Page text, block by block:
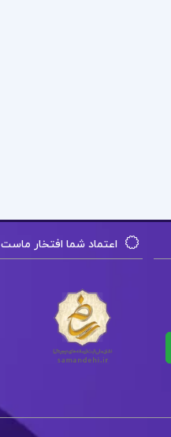
اعتماد شما افتخار ماست